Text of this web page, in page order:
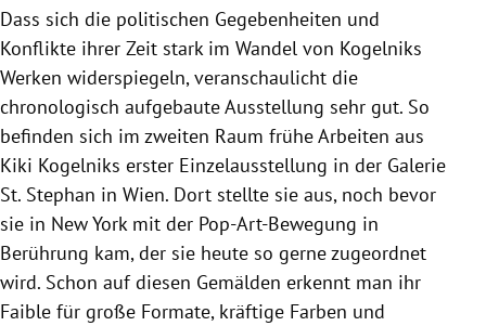
Dass sich die politischen Gegebenheiten und
Konflikte ihrer Zeit stark im Wandel von Kogelniks
Werken widerspiegeln, veranschaulicht die
chronologisch aufgebaute Ausstellung sehr gut. So
befinden sich im zweiten Raum frühe Arbeiten aus
Kiki Kogelniks erster Einzelausstellung in der Galerie
St. Stephan in Wien. Dort stellte sie aus, noch bevor
sie in New York mit der Pop-Art-Bewegung in
Berührung kam, der sie heute so gerne zugeordnet
wird. Schon auf diesen Gemälden erkennt man ihr
Faible für große Formate, kräftige Farben und